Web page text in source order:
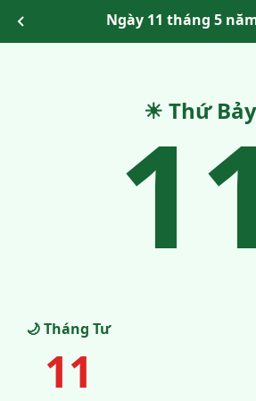
Ngày 11 tháng 5
☀ Thứ Bảy
🌙 Tháng Tư
11